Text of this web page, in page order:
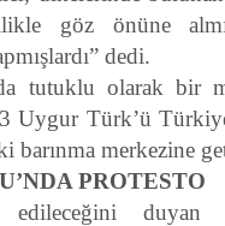
göz önüne
dedi.
tutuklu olarak bir
Uygur Türk’ü
barınma merkezine
PROTESTO
duyan